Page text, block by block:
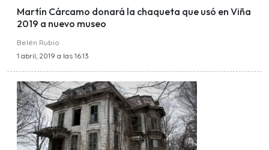
Martín Cárcamo donará la chaqueta que usó en Viña
2019 a nuevo museo
Belén Rubio
1 abril, 2019 a las 16:13